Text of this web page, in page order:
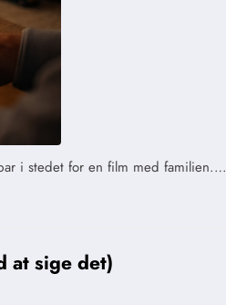
i stedet for en film med familien.…
at sige det)